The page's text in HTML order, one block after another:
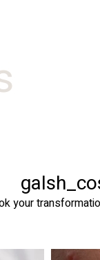
your
העור. המטרה ה זה